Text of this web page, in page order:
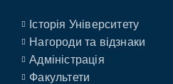
Історія Університету
Нагороди та відзнаки
Адміністрація
Факультети